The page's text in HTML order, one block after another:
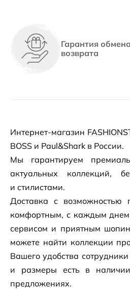
Гарантия
возврата
Интернет-магазин
BOSS и Paul&Shark в России.
Мы гарантируем
актуальных коллекций,
и стилистами.
Доставка с возможностью
комфортным, с каждым днем
сервисом и приятным
можете найти коллекции
Вашего удобства сотрудники
и размеры есть в
предложениях.